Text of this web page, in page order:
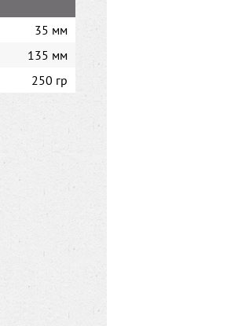
35 мм
135 мм
250 гр